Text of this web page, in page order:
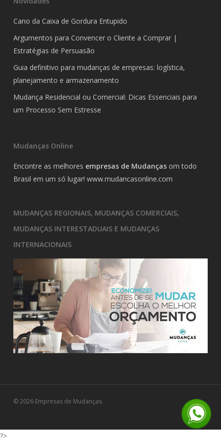
Cano da Caixa de Gordura Entupido
Argumentos para Convencer o Cliente a Comprar |
Estratégias de Persuasão
Guia definitivo para mudanças de empresas: logística,
planejamento e armazenamento
Mudança Residencial ou Comercial: Dicas Essenciais para
um Processo Sem Estresse
Mudanças Online
Encontre as melhores empresas de Mudançasom todo
Brasil em um só lugar! www.mudancasonline.com
MUDANÇAS REGIONAIS, MUDANÇAS COMERCIAIS,
MUDANÇAS INTERESTADUAIS E MUDANÇAS
INTERNACIONAIS
© 2026 Empresas de Mudanças.
?>